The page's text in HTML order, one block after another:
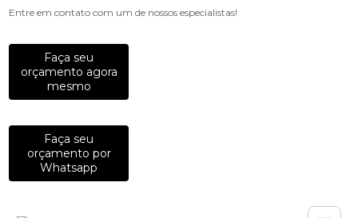
Entre em contato com um de nossos especialistas!
Faça seu
orçamento agora
mesmo
Faça seu
orçamento por
Whatsapp